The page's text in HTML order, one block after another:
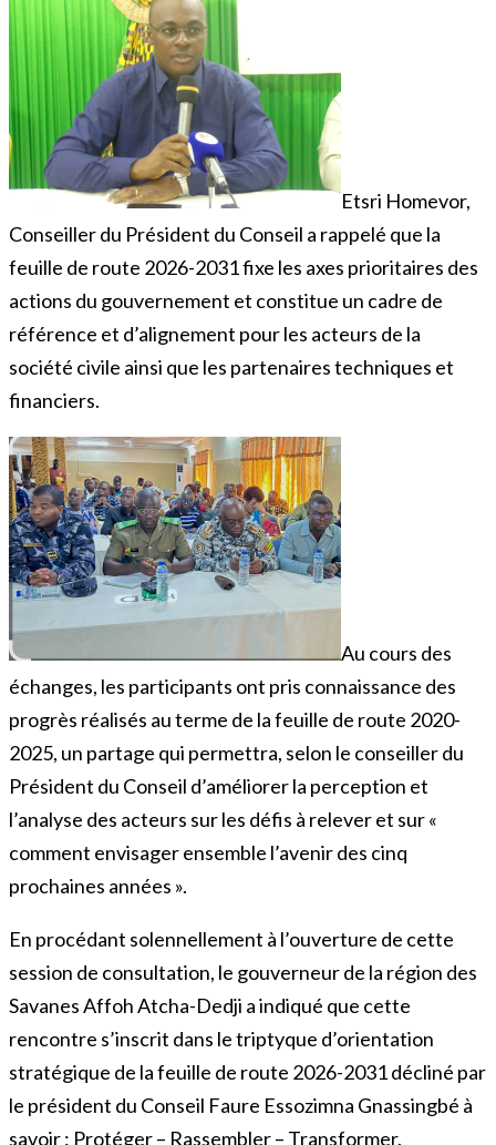
Etsri Homevor,
Conseiller du Président du Conseil a rappelé que la
feuille de route 2026-2031 fixe les axes prioritaires des
actions du gouvernement et constitue un cadre de
référence et d’alignement pour les acteurs de la
société civile ainsi que les partenaires techniques et
financiers.
Au cours des
échanges, les participants ont pris connaissance des
progrès réalisés au terme de la feuille de route 2020-
2025, un partage qui permettra, selon le conseiller du
Président du Conseil d’améliorer la perception et
l’analyse des acteurs sur les défis à relever et sur «
comment envisager ensemble l’avenir des cinq
prochaines années ».
En procédant solennellement à l’ouverture de cette
session de consultation, le gouverneur de la région des
Savanes Affoh Atcha-Dedji a indiqué que cette
rencontre s’inscrit dans le triptyque d’orientation
stratégique de la feuille de route 2026-2031 décliné par
le président du Conseil Faure Essozimna Gnassingbé à
savoir : Protéger – Rassembler – Transformer.